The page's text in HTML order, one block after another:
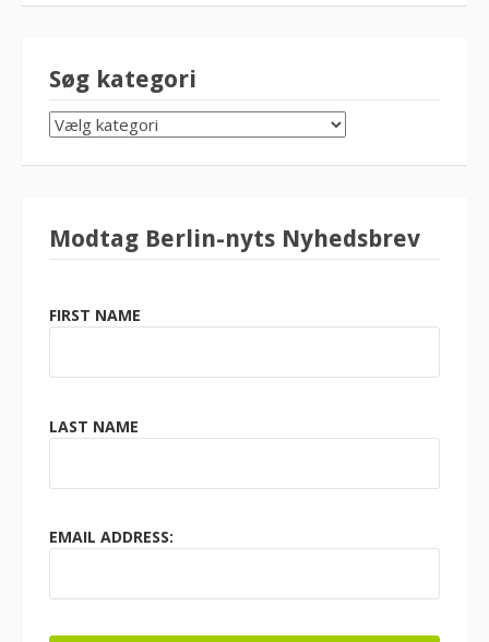
Søg kategori
SØG
Modtag Berlin-nyts Nyhedsbrev
FIRST NAME
LAST NAME
EMAIL ADDRESS: